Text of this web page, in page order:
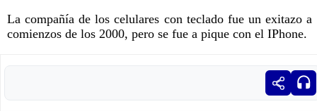
La compañía de los celulares con teclado fue un exitazo a
comienzos de los 2000, pero se fue a pique con el IPhone.